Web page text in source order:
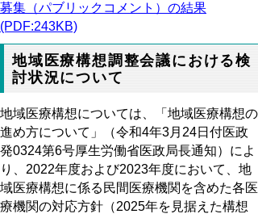
募集（パブリックコメント）の結果
(PDF:243KB)
地域医療構想調整会議における検
討状況について
地域医療構想については、「地域医療構想の
進め方について」（令和4年3月24日付医政
発0324第6号厚生労働省医政局長通知）によ
り、2022年度および2023年度において、地
域医療構想に係る民間医療機関を含めた各医
療機関の対応方針（2025年を見据えた構想